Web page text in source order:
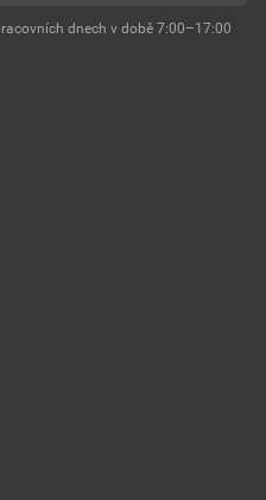
dnech v době 7:00–17:00